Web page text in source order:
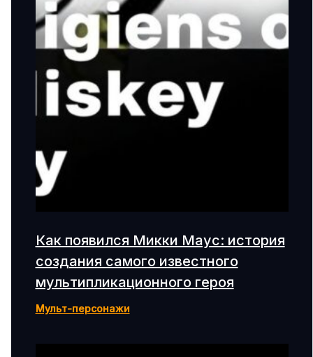
Как появился Микки Маус: история
создания самого известного
мультипликационного героя
Мульт-персонажи